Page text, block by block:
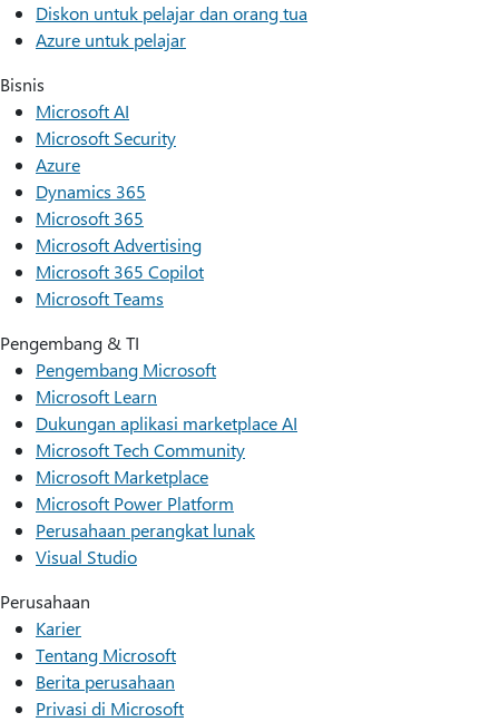
Diskon untuk pelajar dan orang tua
Azure untuk pelajar
Bisnis
Microsoft AI
Microsoft Security
Azure
Dynamics 365
Microsoft 365
Microsoft Advertising
Microsoft 365 Copilot
Microsoft Teams
Pengembang & TI
Pengembang Microsoft
Microsoft Learn
Dukungan aplikasi marketplace AI
Microsoft Tech Community
Microsoft Marketplace
Microsoft Power Platform
Perusahaan perangkat lunak
Visual Studio
Perusahaan
Karier
Tentang Microsoft
Berita perusahaan
Privasi di Microsoft